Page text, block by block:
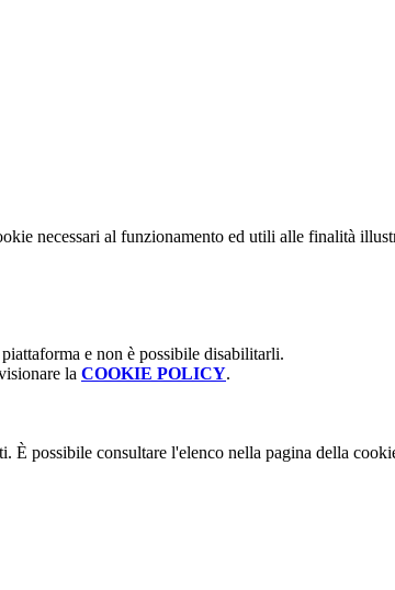
necessari al funzionamento ed utili alle finalità
e non è possibile disabilitarli.
la COOKIE POLICY.
È possibile consultare l'elenco nella pagina della